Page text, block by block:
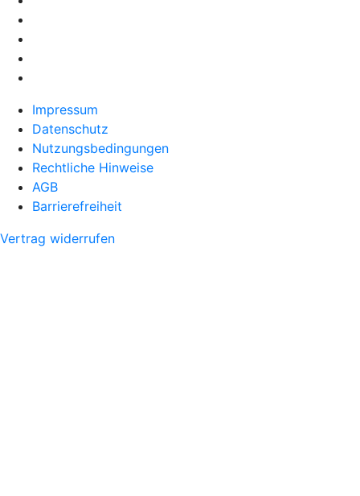
Impressum
Datenschutz
Nutzungsbedingungen
Rechtliche Hinweise
AGB
Barrierefreiheit
Vertrag widerrufen